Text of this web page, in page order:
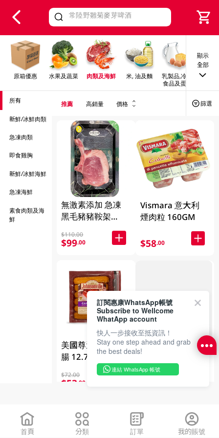
Valid Until 30 June 2026
原箱優惠 水果及蔬菜 肉類及海鮮 米, 油及麵
乳製品,冷凍
食品及蛋類
早餐
顯示
全部
所有
新鮮/冰鮮肉類
急凍肉類
即食雞胸
新鮮/冰鮮海鮮
急凍海鮮
素食肉類及海
鮮
推薦 高銷量 價格 篩選
無激素添加 急凍
黑毛豬豬鞍架
$110.00
$99.00
美國尊遜 蒜味煙
腸 12.7OZ
$72.00
$53 .00
Vismara 意大利
煙肉粒 160GM
$58.00
FAILED
高雲牌 西班牙豬
梅片 200GM
$50.00
首頁 分類 訂單 我的賬號
訂閱惠康WhatsApp帳號
Subscribe to Wellcome
WhatApp account
快人一步接收至抵資訊！
Stay one step ahead and grab
the best deals!
連結 WhatsApp 帳號